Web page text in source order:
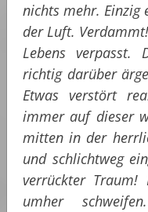
nichts mehr. Einzig
der Luft.
Lebens
richtig darüber
Etwas verstört
immer auf dieser
mitten in der
und schlichtweg
verrückter
umher